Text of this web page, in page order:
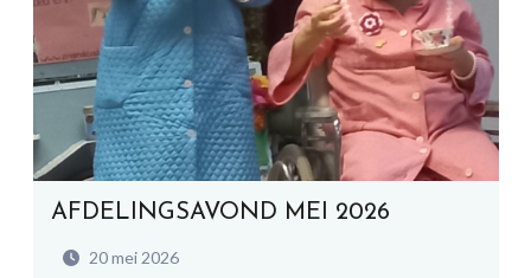
AFDELINGSAVOND MEI 2026
20 mei 2026